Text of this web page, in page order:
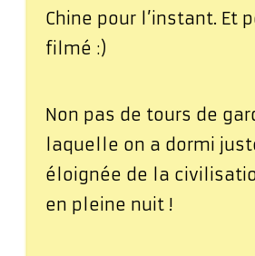
Chine pour l’instant. Et
filmé :)
Non pas de tours de
laquelle on a dormi
éloignée de la
en pleine nuit !